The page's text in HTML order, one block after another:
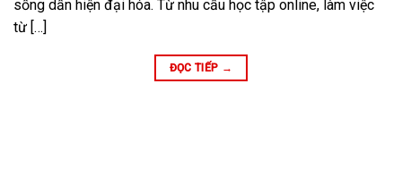
sống dần hiện đại hóa. Từ nhu cầu học tập online, làm việc
từ […]
ĐỌC TIẾP →